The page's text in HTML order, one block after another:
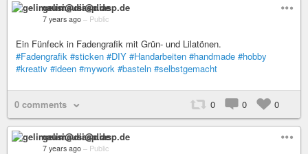
gelimausi@diasp.de
7 years ago – Public
Ein Fünfeck in Fadengrafik mit Grün- und Lilatönen.
#Fadengrafik #sticken #DIY #Handarbeiten #handmade #hobby
#kreativ #ideen #mywork #basteln #selbstgemacht
0 comments 0 0 0
gelimausi@diasp.de
7 years ago – Public